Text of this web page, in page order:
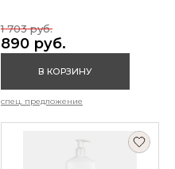
890 руб.
1 703 руб.
В КОРЗИНУ
спец. предложение